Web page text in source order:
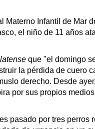
Útiles
Materno Infantil de Mar
el niño de 11 años
que "el domingo
la pérdida de cuero
derecho. Desde
por sus propios
pasado por tres perros